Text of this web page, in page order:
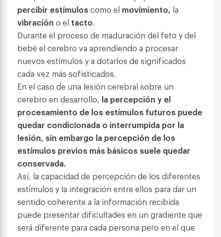
percibir estímuloscomo el movimiento, la
vibración o el tacto.
Durante el proceso de maduración del feto y del
bebé el cerebro va aprendiendo a procesar
nuevos estímulos y a dotarlos de significados
cada vez más sofisticados.
En el caso de una lesión cerebral sobre un
cerebro en desarrollo, la percepción y el
procesamiento de los estímulos futuros puede
quedar condicionada o interrumpida por la
lesión, sin embargo la percepción de los
estímulos previos más básicos suele quedar
conservada.
Así, la capacidad de percepción de los diferentes
estímulos y la integración entre ellos para dar un
sentido coherente a la información recibida
puede presentar dificultades en un gradiente que
será diferente para cada persona pero en el que